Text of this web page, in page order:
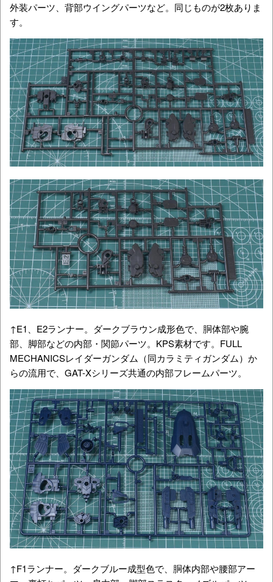
外装パーツ、背部ウイングパーツなど。同じものが2枚ありま
す。
↑E1、E2ランナー。ダークブラウン成形色で、胴体部や腕
部、脚部などの内部・関節パーツ。KPS素材です。FULL
MECHANICSレイダーガンダム（同カラミティガンダム）か
らの流用で、GAT-Xシリーズ共通の内部フレームパーツ。
↑F1ランナー。ダークブルー成型色で、胴体内部や腰部アー